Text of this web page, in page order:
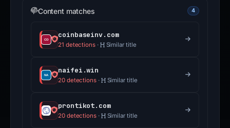
Content matches 4
coinbaseinv.com
21 detections· Similar title
naifei.win
20 detections· Similar title
prontikot.com
20 detections· Similar title